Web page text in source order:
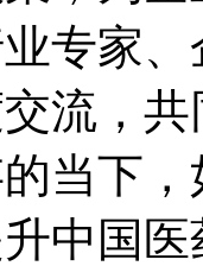
专家
流，
当下
中国